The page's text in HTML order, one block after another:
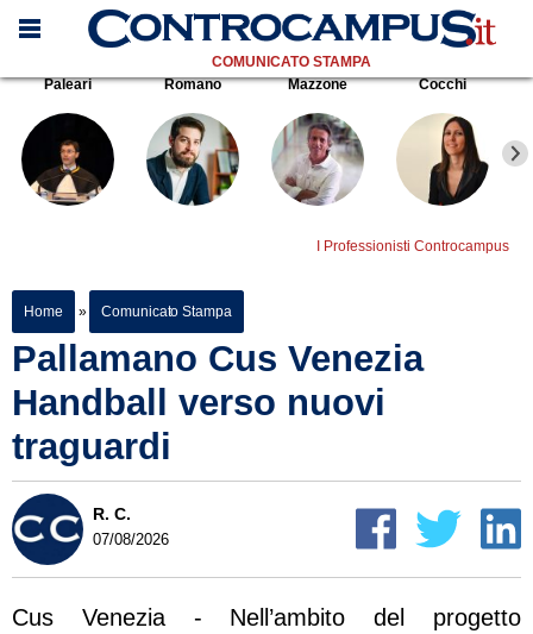
COMUNICATO STAMPA
Paleari
Romano Mazzone Cocchi
I Professionisti Controcampus
Home » Comunicato Stampa
Pallamano Cus Venezia
Handball verso nuovi
traguardi
R. C.
07/08/2026
Cus Venezia - Nell’ambito del progetto